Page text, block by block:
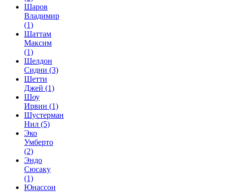
Шаров
Владимир
(1)
Шаттам
Максим
(1)
Шелдон
Сидни (3)
Шетти
Джей (1)
Шоу
Ирвин (1)
Шустерман
Нил (5)
Эко
Умберто
(2)
Эндо
Сюсаку
(1)
Юнассон